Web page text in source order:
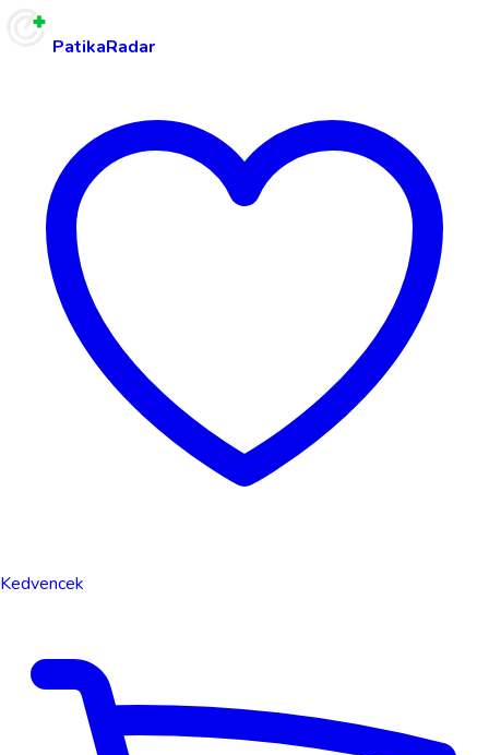
PatikaRadar
Kedvencek